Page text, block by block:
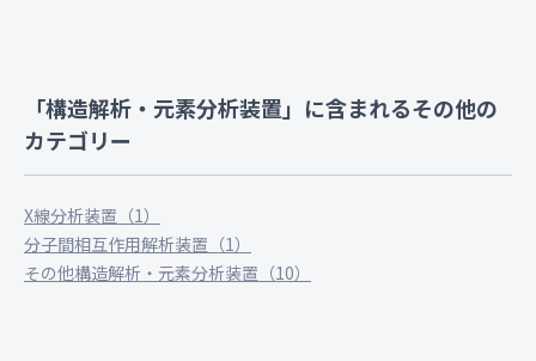
「構造解析・元素分析装置」に含まれるその他の
カテゴリー
X線分析装置（1）
分子間相互作用解析装置（1）
その他構造解析・元素分析装置（10）